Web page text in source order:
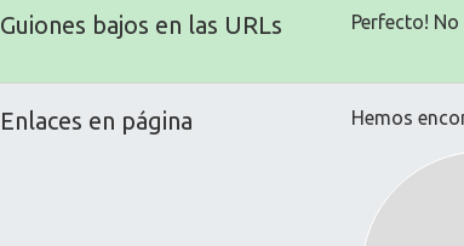
Guiones bajos en las URLs Perfecto!
Enlaces en página Hemos